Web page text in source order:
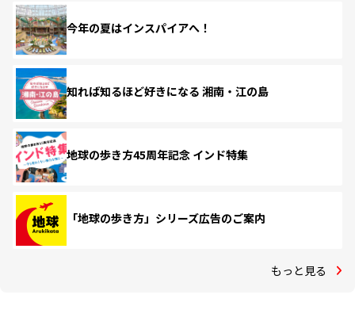
今年の夏はインスパイアへ！
知れば知るほど好きになる 湘南・江の島
地球の歩き方45周年記念 インド特集
「地球の歩き方」シリーズ広告のご案内
もっと見る